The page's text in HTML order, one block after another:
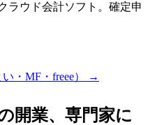
ラウド会計ソフト。確定申
・MF・freee）
→
開業、専門家に